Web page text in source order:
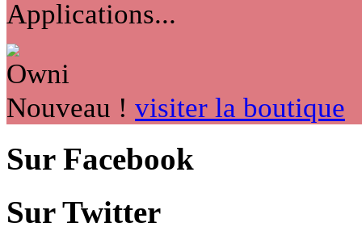
Applications...
Nouveau ! visiter la boutique
Sur Facebook
Sur Twitter